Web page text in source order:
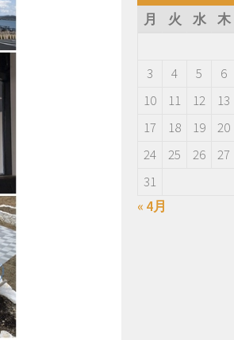
月
火 水 木
3
4 5 6
10
11 12 13
17
18 19 20
24
25 26 27
31
« 4月